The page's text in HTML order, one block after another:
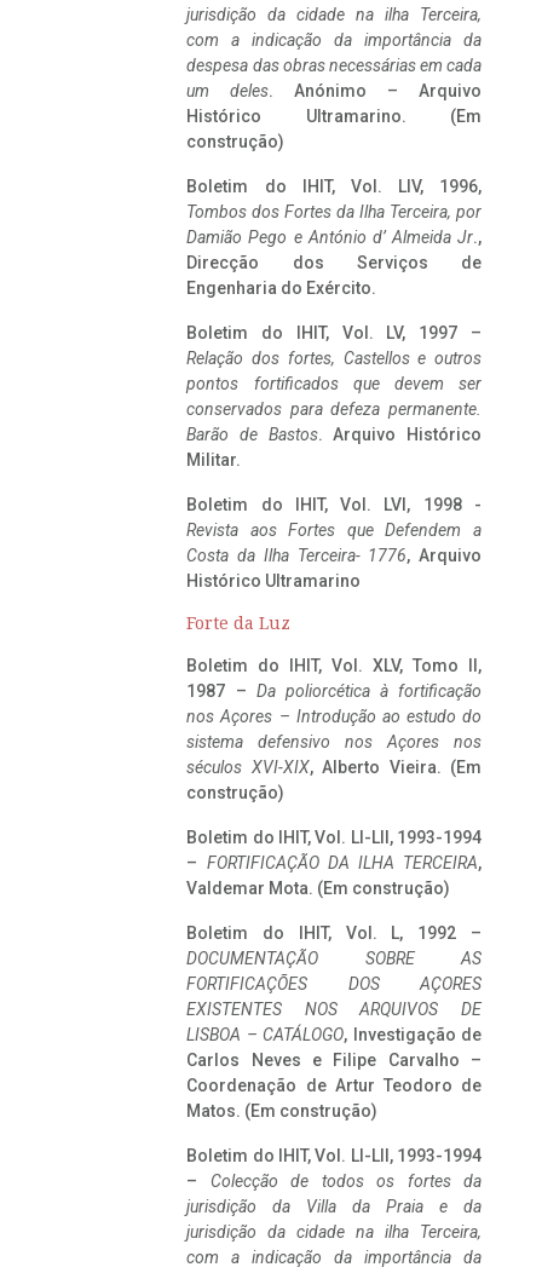
jurisdição da cidade na ilha Terceira,
com a indicação da importância da
despesa das obras necessárias em cada
um deles. Anónimo – Arquivo
Histórico Ultramarino. (Em
construção)
Boletim do IHIT, Vol. LIV, 1996,
Tombos dos Fortes da Ilha Terceira, por
Damião Pego e António d’ Almeida Jr.,
Direcção dos Serviços de
Engenharia do Exército.
Boletim do IHIT, Vol. LV, 1997 –
Relação dos fortes, Castellos e outros
pontos fortificados que devem ser
conservados para defeza permanente.
Barão de Bastos. Arquivo Histórico
Militar.
Boletim do IHIT, Vol. LVI, 1998 -
Revista aos Fortes que Defendem a
Costa da Ilha Terceira- 1776, Arquivo
Histórico Ultramarino
Forte da Luz
Boletim do IHIT, Vol. XLV, Tomo II,
1987 – Da poliorcética à fortificação
nos Açores – Introdução ao estudo do
sistema defensivo nos Açores nos
séculos XVI-XIX, Alberto Vieira. (Em
construção)
Boletim do IHIT, Vol. LI-LII, 1993-1994
– FORTIFICAÇÃO DA ILHA TERCEIRA,
Valdemar Mota. (Em construção)
Boletim do IHIT, Vol. L, 1992 –
DOCUMENTAÇÃO SOBRE AS
FORTIFICAÇÕES DOS AÇORES
EXISTENTES NOS ARQUIVOS DE
LISBOA – CATÁLOGO, Investigação de
Carlos Neves e Filipe Carvalho –
Coordenação de Artur Teodoro de
Matos. (Em construção)
Boletim do IHIT, Vol. LI-LII, 1993-1994
– Colecção de todos os fortes da
jurisdição da Villa da Praia e da
jurisdição da cidade na ilha Terceira,
com a indicação da importância da